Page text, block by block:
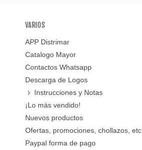
VARIOS
APP Distrimar
Catalogo Mayor
Contactos Whatsapp
Descarga de Logos
Instrucciones y Notas
¡Lo más vendido!
Nuevos productos
Ofertas, promociones, chollazos, etc.
Paypal forma de pago